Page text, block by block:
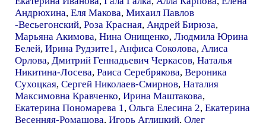
Андрюхина, Еля Макова, Михаил Павлов
-Весьегонский, Роза Красная, Андрей Бирюза,
Марьяна Акимова, Нина Онищенко, Людмила Юрина
Белей, Ирина Рудзите1, Анфиса Соколова, Алиса
Орлова, Дмитрий Геннадьевич Черкасов, Наталья
Никитина-Лосева, Раиса Серебрякова, Вероника
Сухоцкая, Сергей Николаев-Смирнов, Наталия
Максимовна Кравченко, Ирина Маштакова,
Екатерина Пономарева 1, Ольга Елесина 2, Екатерина
Весенняя-Ромашова, Игорь Аглицкий, Олег